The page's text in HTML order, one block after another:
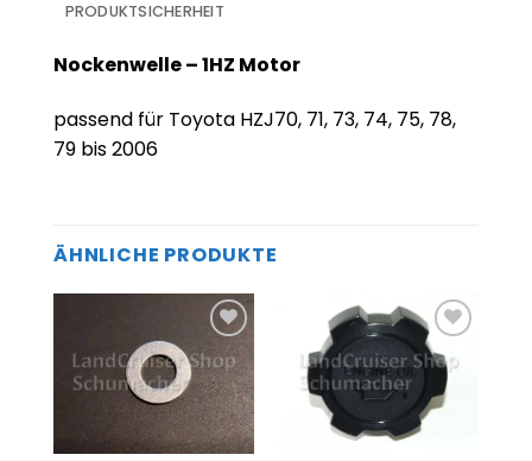
PRODUKTSICHERHEIT
Nockenwelle – 1HZ Motor
passend für Toyota HZJ70, 71, 73, 74, 75, 78,
79 bis 2006
ÄHNLICHE PRODUKTE
Zum
Merkzettel
hinzufügen
Zum
Merkzettel
hinzufügen